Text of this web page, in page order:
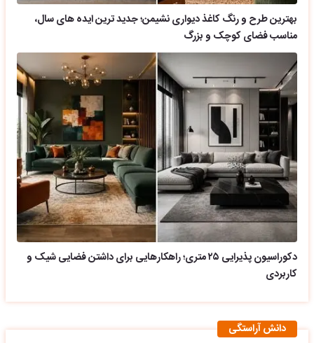
بهترین طرح و رنگ کاغذ دیواری نشیمن؛ جدید ترین ایده های سال،
مناسب فضای کوچک و بزرگ
دکوراسیون پذیرایی ۲۵ متری؛ راهکارهایی برای داشتن فضایی شیک و
کاربردی
دانش آراستگی